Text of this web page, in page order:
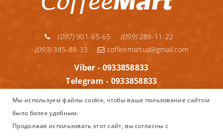
(097)901-65-65 (099)289-11-22
(093)385-88-33 coffeemartua@gmail.com
Viber - 0933858833
Telegram - 0933858833
WhatsApp - 0933858833
Информация
Мы используем файлы cookie, чтобы ваше пользование сайтом
было более удобным.
Продолжая использовать этот сайт, вы согласны с